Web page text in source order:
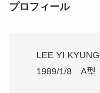
プロフィール
LEE YI KYUNG
1989/1/8 A型